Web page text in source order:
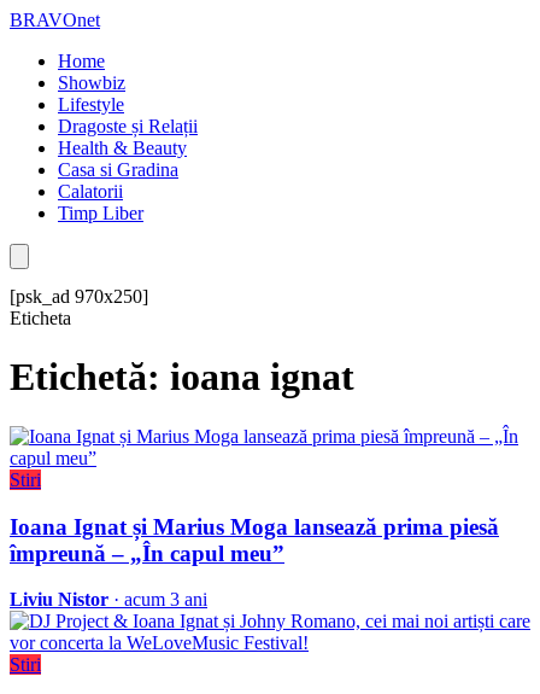
BRAVOnet
Home
Showbiz
Lifestyle
Dragoste și Relații
Health & Beauty
Casa si Gradina
Calatorii
Timp Liber
[psk_ad 970x250]
Eticheta
Etichetă: ioana ignat
Stiri
Ioana Ignat și Marius Moga lansează prima piesă
împreună – „În capul meu”
Liviu Nistor · acum 3 ani
Stiri